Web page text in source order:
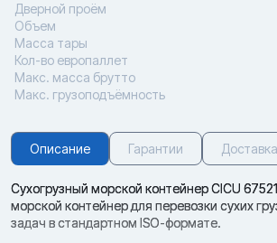
Дверной проём
Объем
Масса тары
Кол-во европаллет
Макс. масса брутто
Макс. грузоподъёмность
Описание Гарантии Доставка
Сухогрузный морской контейнер CICU
морской контейнер для перевозки сухих
задач в стандартном ISO-формате.